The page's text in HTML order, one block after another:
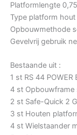
Platformlengte
Type platform hout
Opbouwmethode
Gevelvrij gebruik
Bestaande uit :
1 st RS 44 POWER
4 st Opbouwframe
2 st Safe-Quick 2
3 st Houten
4 st Wielstaander